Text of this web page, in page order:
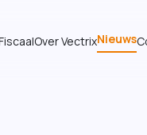
Over VectrixNieuws